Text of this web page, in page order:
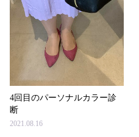
4回目のパーソナルカラー診
断
2021.08.16